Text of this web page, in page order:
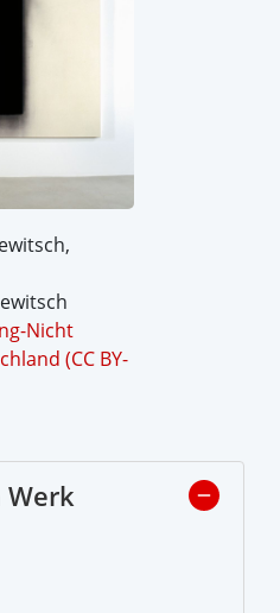
Nicht
(CC BY-
Werk